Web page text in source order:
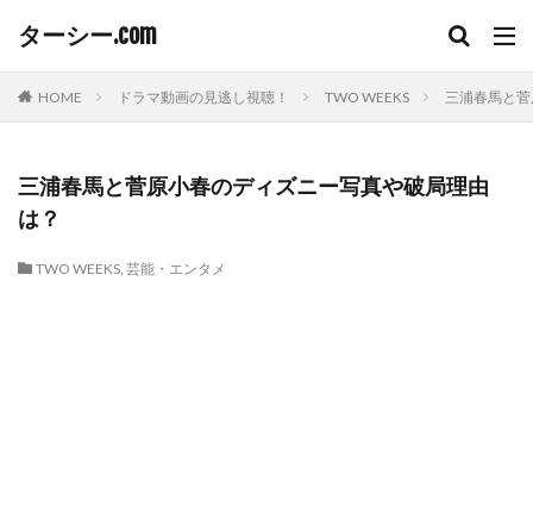
ターシー.com
HOME ドラマ動画の見逃し視聴！ TWO WEEKS 三浦春馬と
三浦春馬と菅原小春のディズニー写真や破局理由
は？
TWO WEEKS, 芸能・エンタメ